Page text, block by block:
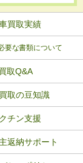
買取実績
要な書類について
取Q&A
取の豆知識
チン支援
返納サポート